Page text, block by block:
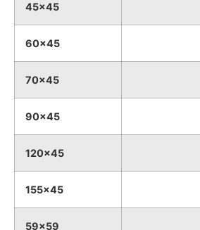
45x45
60x45
70x45
90x45
120x45
155x45
59x59